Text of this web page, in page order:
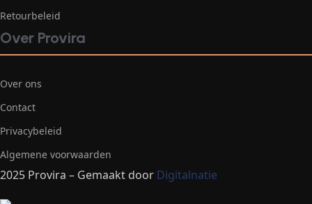
Retourbeleid
Over Provira
Over ons
Contact
Privacybeleid
Algemene voorwaarden
2025 Provira – Gemaakt door Digitalnatie